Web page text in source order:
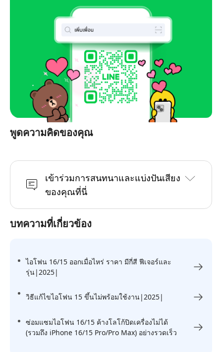
พูดความคิดของคุณ
เข้าร่วมการสนทนาและแบ่งปันเสียง
ของคุณที่นี่
บทความที่เกี่ยวข้อง
ไอโฟน 16/15 ออกเมื่อไหร่ ราคา มีกี่สี ฟีเจอร์และ
รุ่น|2025|
วิธีแก้ไขไอโฟน 15 ขึ้นไม่พร้อมใช้งาน|2025|
ซ่อมแซมไอโฟน 16/15 ค้างโลโก้ปิดเครื่องไม่ได้
(รวมถึง iPhone 16/15 Pro/Pro Max) อย่างรวดเร็ว